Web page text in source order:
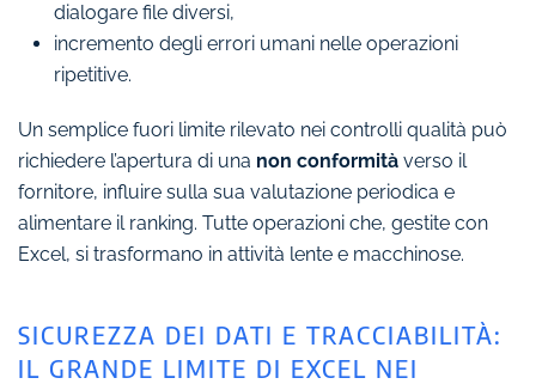
dialogare file diversi,
incremento degli errori umani nelle operazioni
ripetitive.
Un semplice fuori limite rilevato nei controlli qualità può
richiedere l’apertura di una non conformità verso il
fornitore, influire sulla sua valutazione periodica e
alimentare il ranking. Tutte operazioni che, gestite con
Excel, si trasformano in attività lente e macchinose.
SICUREZZA DEI DATI E TRACCIABILITÀ:
IL GRANDE LIMITE DI EXCEL NEI